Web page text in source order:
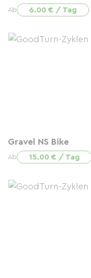
Ab 6.00 € / Tag
Gravel NS Bike
Ab 15.00 € / Tag